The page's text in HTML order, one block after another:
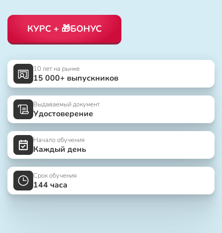
КУРС + 🎁БОНУС
10 лет на рынке
15 000+ выпускников
Выдаваемый документ
Удостоверение
Начало обучения
Каждый день
Срок обучения
144 часа